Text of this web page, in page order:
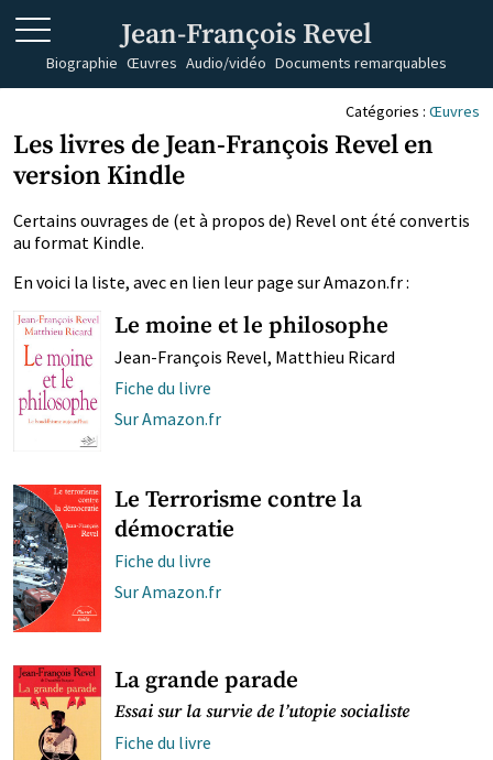
Jean-François Revel
Biographie Œuvres Audio/vidéo Documents remarquables
Catégories : Œuvres
Les livres de Jean-François Revel en
version Kindle
Certains ouvrages de (et à propos de) Revel ont été convertis
au format Kindle.
En voici la liste, avec en lien leur page sur Amazon.fr :
Le moine et le philosophe
Jean-François Revel, Matthieu Ricard
Fiche du livre
Sur Amazon.fr
Le Terrorisme contre la
démocratie
Fiche du livre
Sur Amazon.fr
La grande parade
Essai sur la survie de l’utopie socialiste
Fiche du livre